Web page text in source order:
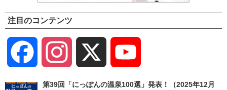
注目のコンテンツ
Facebook Instagram
Channel
第39回「にっぽんの温泉100選」発表！（2025年12月